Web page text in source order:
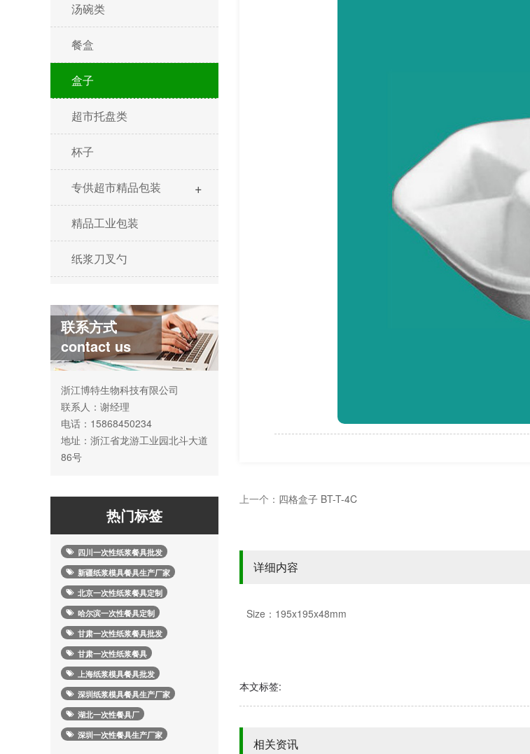
汤碗类
餐盒
盒子
超市托盘类
杯子
专供超市精品包装 +
精品工业包装
纸浆刀叉勺
联系方式
contact us
浙江博特生物科技有限公司
联系人：谢经理
电话：15868450234
地址：浙江省龙游工业园北斗大道
86号
热门标签
四川一次性纸浆餐具批发
新疆纸浆模具餐具生产厂家
北京一次性纸浆餐具定制
哈尔滨一次性餐具定制
甘肃一次性纸浆餐具批发
甘肃一次性纸浆餐具
上海纸浆模具餐具批发
深圳纸浆模具餐具生产厂家
湖北一次性餐具厂
深圳一次性餐具生产厂家
上一个： 四格盒子 BT-T-4C
详细内容
Size ：195x195x48mm
本文标签:
相关资讯